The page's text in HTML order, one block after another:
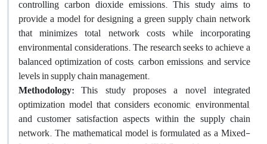
controlling carbon dioxide emissions. This study aims to
provide a model for designing a green supply chain network
that minimizes total network costs while incorporating
environmental considerations. The research seeks to achieve a
balanced optimization of costs, carbon emissions, and service
levels in supply chain management.
Methodology:This study proposes a novel integrated
optimization model that considers economic, environmental,
and customer satisfaction aspects within the supply chain
network. The mathematical model is formulated as a Mixed-